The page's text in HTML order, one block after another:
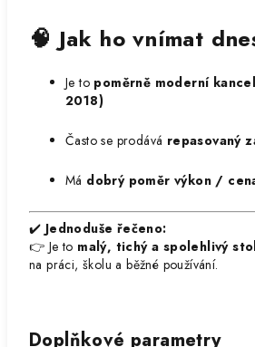
🧠 Jak ho vnímat
Je to poměrně moderní
2018)
Často se prodává repasovaný
Má dobrý poměr výkon /
✔️ Jednoduše řečeno:
👉 Je to malý, tichý a spolehlivý
na práci, školu a běžné používání.
Doplňkové parametry